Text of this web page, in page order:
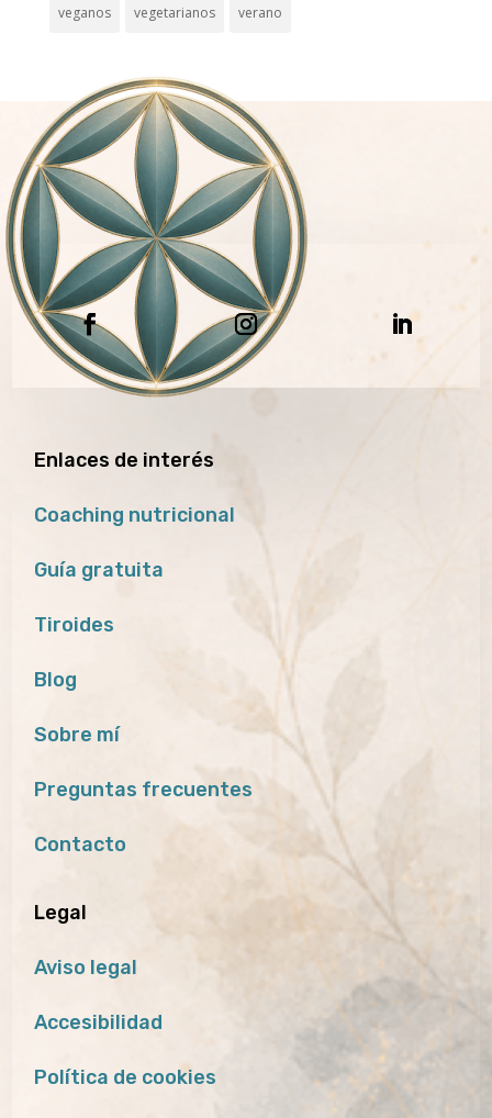
veganos vegetarianos verano
Enlaces de interés
Coaching nutricional
Guía gratuita
Tiroides
Blog
Sobre mí
Preguntas frecuentes
Contacto
Legal
Aviso legal
Accesibilidad
Política de cookies